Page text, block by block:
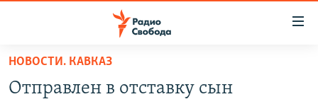
упрощенного
доступа
ПОДКАСТЫ
НОВОСТИ. КАВКАЗ
Отправлен в отставку сын